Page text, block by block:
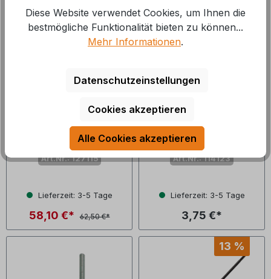
moog Trailerparts
Auflaufstoßdämpfer
für Knott KF 9
Art.Nr.: 127115
Lieferzeit: 3-5 Tage
58,10 €* 62,50 €*
moog Trailerparts
Halbschale
(Bremsseilstütze)
für Knott
Art.Nr.: 114123
Lieferzeit: 3-5 Tage
3,75 €*
13 %
Diese Website verwendet Cookies, um Ihnen die
bestmögliche Funktionalität bieten zu können...
Mehr Informationen.
Datenschutzeinstellungen
Cookies akzeptieren
Alle Cookies akzeptieren